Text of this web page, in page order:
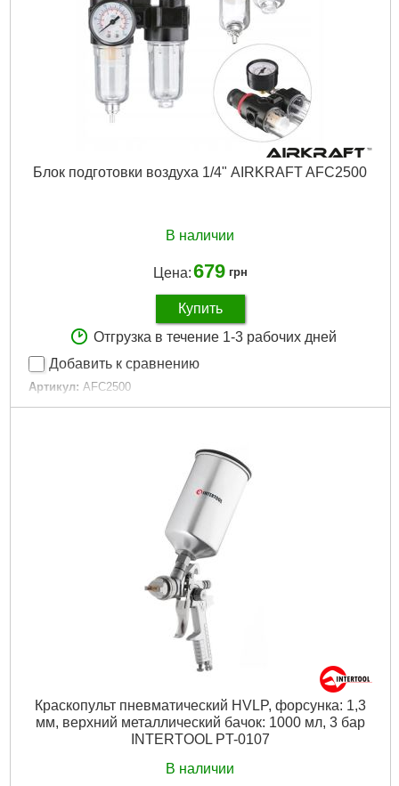
Диаметр форсунки: 1,4 мм
Подача воздуха: Быстроразъёмное соединение «папа» ¼
(возможность замены на резьбовое соединение с наружной
Габариты упаковки:
280x200x180 мм
950 г
Подробнее...
Блок подготовки воздуха 1/4" AIRKRAFT AFC2500
В наличии
Цена:679 грн
Купить
Отгрузка в течение 1-3 рабочих дней
Добавить к сравнению
Артикул: AFC2500
Код товара: 22.96.53
Рекомендуемое смазочное масло: ISOVG 32
поликарбонат
металл
Диаметр присоединительного отверстия:
170x100x60 мм
Подробнее...
Краскопульт пневматический HVLP, форсунка: 1,3
мм, верхний металлический бачок: 1000 мл, 3 бар
INTERTOOL PT-0107
В наличии